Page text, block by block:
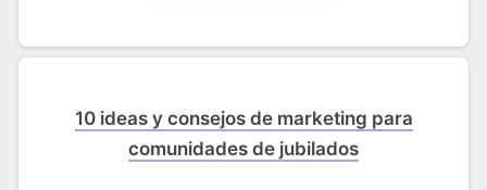
10 ideas y consejos de marketing para
comunidades de jubilados